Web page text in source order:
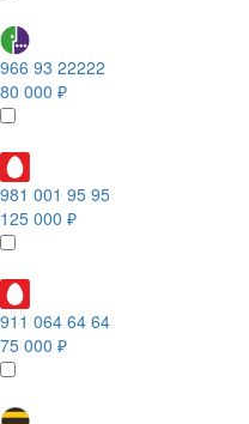
966 93 22222
80 000 ₽
981 001 95 95
125 000 ₽
911 064 64 64
75 000 ₽